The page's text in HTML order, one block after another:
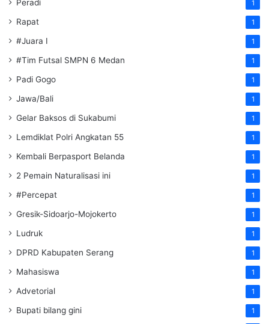
Peradi 1
Rapat 1
#Juara I 1
#Tim Futsal SMPN 6 Medan 1
Padi Gogo 1
Jawa/Bali 1
Gelar Baksos di Sukabumi 1
Lemdiklat Polri Angkatan 55 1
Kembali Berpasport Belanda 1
2 Pemain Naturalisasi ini 1
#Percepat 1
Gresik-Sidoarjo-Mojokerto 1
Ludruk 1
DPRD Kabupaten Serang 1
Mahasiswa 1
Advetorial 1
Bupati bilang gini 1